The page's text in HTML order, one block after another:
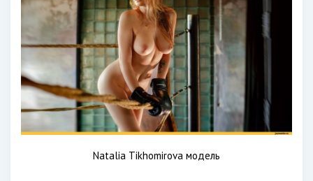
Natalia Tikhomirova модель